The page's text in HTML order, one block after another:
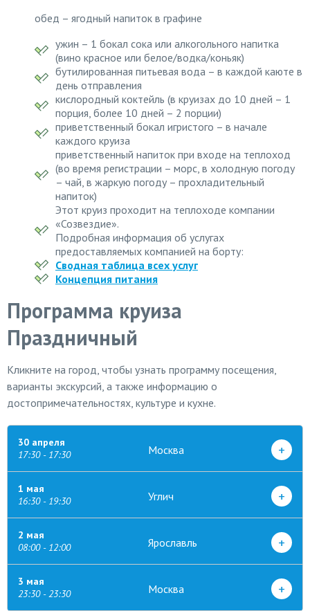
обед – ягодный напиток в графине
ужин – 1 бокал сока или алкогольного напитка
(вино красное или белое/водка/коньяк)
бутилированная питьевая вода – в каждой каюте в
день отправления
кислородный коктейль (в круизах до 10 дней – 1
порция, более 10 дней – 2 порции)
приветственный бокал игристого – в начале
каждого круиза
приветственный напиток при входе на теплоход
(во время регистрации – морс, в холодную погоду
– чай, в жаркую погоду – прохладительный
напиток)
Этот круиз проходит на теплоходе компании
«Созвездие».
Подробная информация об услугах
предоставляемых компанией на борту:
Сводная таблица всех услуг
Концепция питания
Программа круиза
Праздничный
Кликните на город, чтобы узнать программу посещения,
варианты экскурсий, а также информацию о
достопримечательностях, культуре и кухне.
30 апреля
17:30 - 17:30
Москва +
1 мая
16:30 - 19:30
Углич +
2 мая
08:00 - 12:00
Ярославль +
3 мая
23:30 - 23:30
Москва +